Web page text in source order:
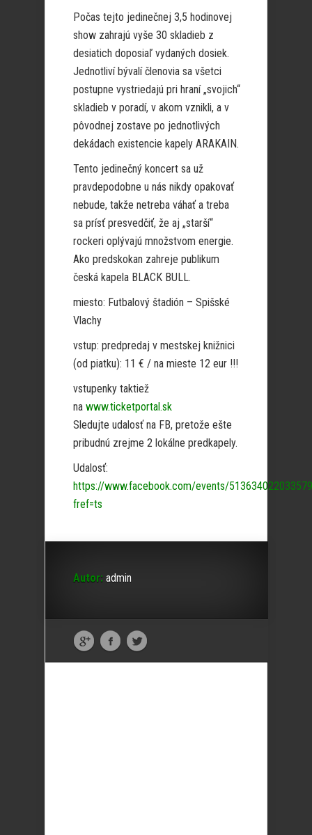
Počas tejto jedinečnej 3,5 hodinovej
show zahrajú vyše 30 skladieb z
desiatich doposiaľ vydaných dosiek.
Jednotliví bývalí členovia sa všetci
postupne vystriedajú pri hraní „svojich“
skladieb v poradí, v akom vznikli, a v
pôvodnej zostave po jednotlivých
dekádach existencie kapely ARAKAIN.
Tento jedinečný koncert sa už
pravdepodobne u nás nikdy opakovať
nebude, takže netreba váhať a treba
sa prísť presvedčiť, že aj „starší“
rockeri oplývajú množstvom energie.
Ako predskokan zahreje publikum
česká kapela BLACK BULL.
miesto: Futbalový štadión – Spišské
Vlachy
vstup: predpredaj v mestskej knižnici
(od piatku): 11 € / na mieste 12 eur !!!
vstupenky taktiež
na www.ticketportal.sk
Sledujte udalosť na FB, pretože ešte
pribudnú zrejme 2 lokálne predkapely.
Udalosť:
https://www.facebook.com/events/
fref=ts
Autor: admin